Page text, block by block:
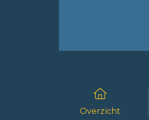
Overzicht